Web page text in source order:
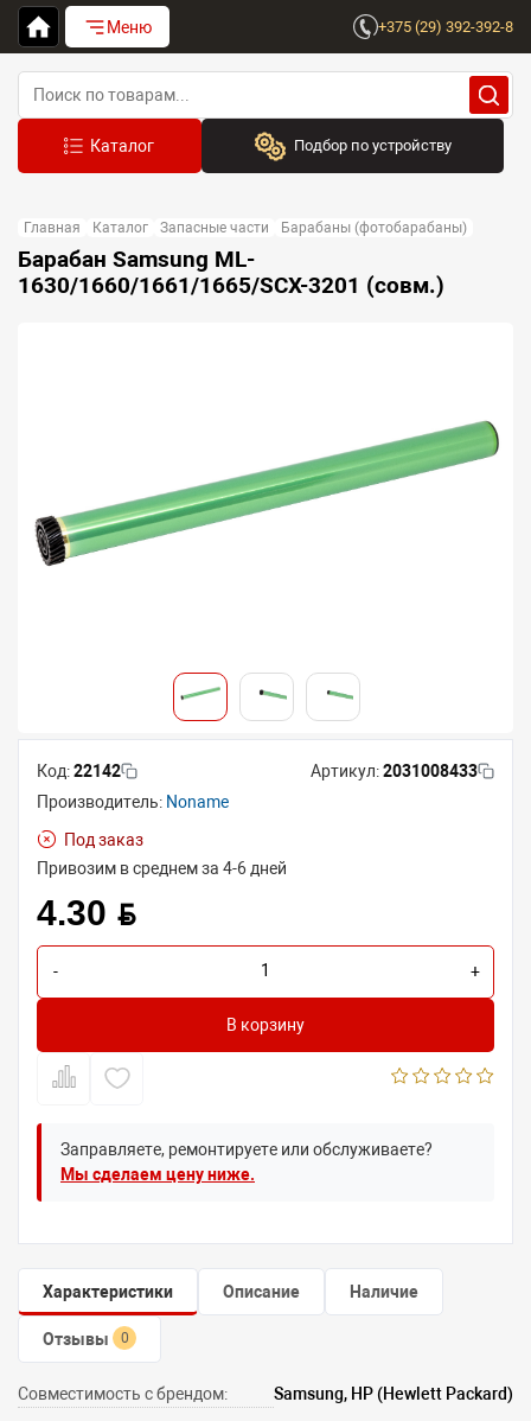
Меню +375 (29) 392-392-8
Подбор по устройству
Выберите бренд
Устройство:
Главная Каталог Запасные части Барабаны (фотобарабаны)
Барабан Samsung ML-
1630/1660/1661/1665/SCX-3201 (совм.)
Код:22142 Артикул:2031008433
Производитель: Noname
Под заказ
Привозим в среднем за 4-6 дней
4.30 BYN
- +
В корзину
Заправляете, ремонтируете или обслуживаете?
Мы сделаем цену ниже.
Характеристики Описание Наличие
Отзывы 0
Совместимость с брендом: Samsung, HP (Hewlett Packard)